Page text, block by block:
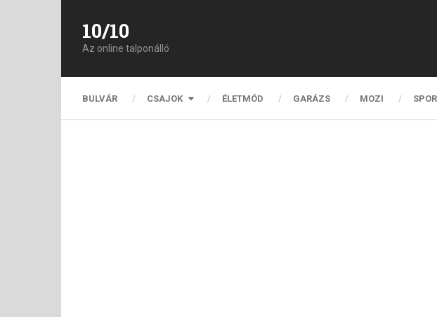
10/10
Az online talponálló
BULVÁR CSAJOK ÉLETMÓD GARÁZS MOZI